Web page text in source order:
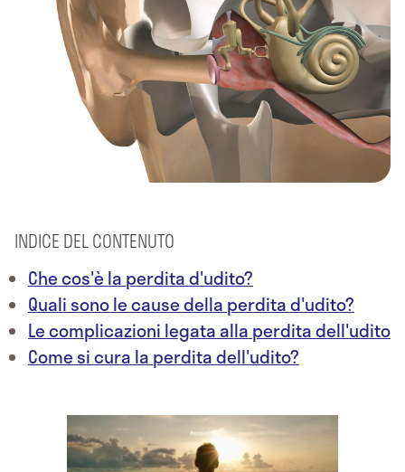
INDICE DEL CONTENUTO
Che cos'è la perdita d'udito?
Quali sono le cause della perdita d'udito?
Le complicazioni legata alla perdita dell'udito
Come si cura la perdita dell'udito?